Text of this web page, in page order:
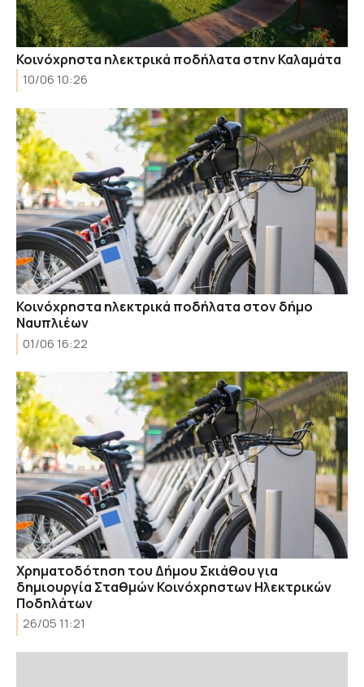
Κοινόχρηστα ηλεκτρικά ποδήλατα στην Καλαμάτα
10/06 10:26
Κοινόχρηστα ηλεκτρικά ποδήλατα στον δήμο
Ναυπλιέων
01/06 16:22
Χρηματοδότηση του Δήμου Σκιάθου για
δημιουργία Σταθμών Κοινόχρηστων Ηλεκτρικών
Ποδηλάτων
26/05 11:21